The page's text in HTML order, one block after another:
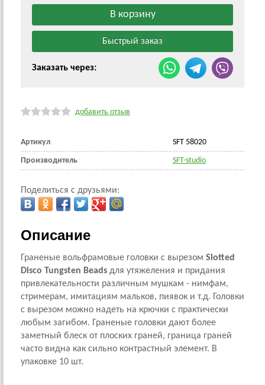
Заказать через:
добавить отзыв
Артикул SFT 58020
Производитель SFT-studio
Поделиться с друзьями:
Описание
Граненые вольфрамовые головки с вырезом Slotted
Disco Tungsten Beads для утяжеления и придания
привлекательности различным мушкам - нимфам,
стримерам, имитациям мальков, пиявок и т.д. Головки
с вырезом можно надеть на крючки с практически
любым загибом. Граненые головки дают более
заметный блеск от плоских граней, граница граней
часто видна как сильно контрастный элемент. В
упаковке 10 шт.